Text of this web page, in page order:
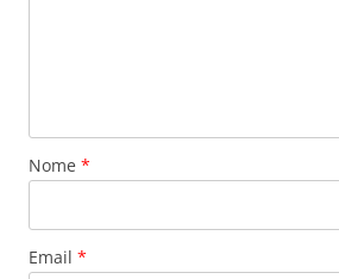
Nome *
Email *